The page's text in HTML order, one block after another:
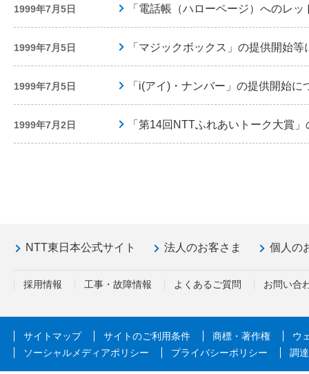
1999年7月5日 「電話帳（ハローページ）へのレ
1999年7月5日 「マジックボックス」の提供開始等
1999年7月5日 「i(アイ)・ナンバー」の提供開始に
1999年7月2日 「第14回NTTふれあいトーク大賞
NTT東日本公式サイト 法人のお客さま 個人の
採用情報 工事・故障情報 よくあるご質問 お問い合
サイトマップ サイトのご利用条件 商標・著作権
ウ
ソーシャルメディアポリシー
プライバシーポリシー 調